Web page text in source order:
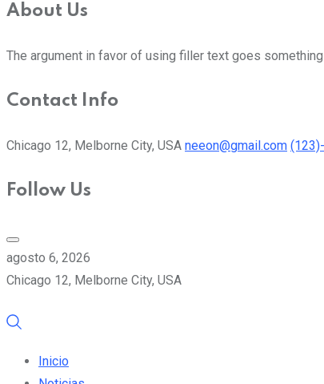
About Us
The argument in favor of using filler text goes
Contact Info
Chicago 12, Melborne City, USA neeon@gmail.com
Follow Us
agosto 6, 2026
Chicago 12, Melborne City, USA
Inicio